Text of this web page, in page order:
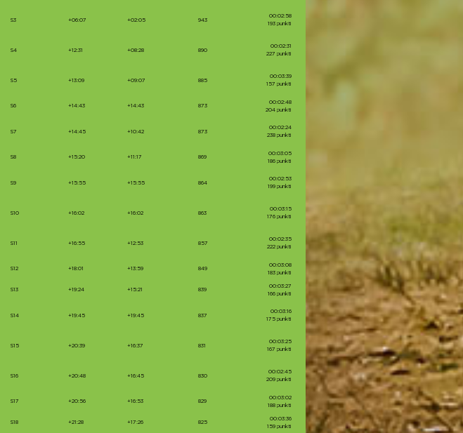
S3 +06:07 +02:05 943
00:02:58
193 punkti
S4 +12:31 +08:28 890
00:02:31
227 punkti
S5 +13:09 +09:07 885
00:03:39
157 punkti
S6 +14:43 +14:43 873
00:02:48
204 punkti
S7 +14:45 +10:42 873
00:02:24
238 punkti
S8 +15:20 +11:17 869
00:03:05
186 punkti
S9 +15:55 +15:55 864
00:02:53
199 punkti
S10 +16:02 +16:02 863
00:03:15
176 punkti
S11 +16:55 +12:53 857
00:02:35
222 punkti
S12 +18:01 +13:59 849
00:03:08
183 punkti
S13 +19:24 +15:21 839
00:03:27
166 punkti
S14 +19:45 +19:45 837
00:03:16
175 punkti
S15 +20:39 +16:37 831
00:03:25
167 punkti
S16 +20:48 +16:45 830
00:02:45
209 punkti
S17 +20:56 +16:53 829
00:03:02
188 punkti
S18 +21:28 +17:26 825
00:03:36
159 punkti